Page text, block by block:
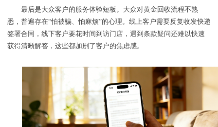
最后是大众客户的服务体验短板。大众对黄金回收流程不熟
悉，普遍存在“怕被骗、怕麻烦”的心理。线上客户需要反复收发快递
签署合同，线下客户要花时间到访门店，遇到条款疑问还难以快速
获得清晰解答，这些都加剧了客户的焦虑感。